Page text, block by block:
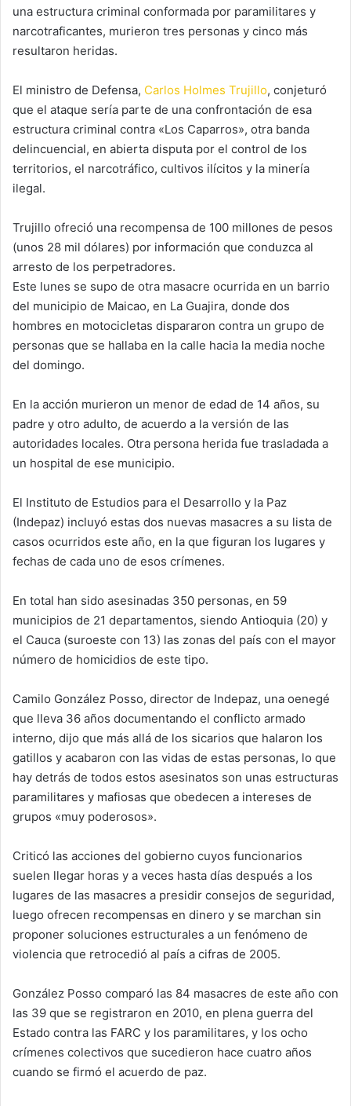
una estructura criminal conformada por paramilitares y
narcotraficantes, murieron tres personas y cinco más
resultaron heridas.
El ministro de Defensa, Carlos Holmes Trujillo, conjeturó
que el ataque sería parte de una confrontación de esa
estructura criminal contra «Los Caparros», otra banda
delincuencial, en abierta disputa por el control de los
territorios, el narcotráfico, cultivos ilícitos y la minería
ilegal.
Trujillo ofreció una recompensa de 100 millones de pesos
(unos 28 mil dólares) por información que conduzca al
arresto de los perpetradores.
Este lunes se supo de otra masacre ocurrida en un barrio
del municipio de Maicao, en La Guajira, donde dos
hombres en motocicletas dispararon contra un grupo de
personas que se hallaba en la calle hacia la media noche
del domingo.
En la acción murieron un menor de edad de 14 años, su
padre y otro adulto, de acuerdo a la versión de las
autoridades locales. Otra persona herida fue trasladada a
un hospital de ese municipio.
El Instituto de Estudios para el Desarrollo y la Paz
(Indepaz) incluyó estas dos nuevas masacres a su lista de
casos ocurridos este año, en la que figuran los lugares y
fechas de cada uno de esos crímenes.
En total han sido asesinadas 350 personas, en 59
municipios de 21 departamentos, siendo Antioquia (20) y
el Cauca (suroeste con 13) las zonas del país con el mayor
número de homicidios de este tipo.
Camilo González Posso, director de Indepaz, una oenegé
que lleva 36 años documentando el conflicto armado
interno, dijo que más allá de los sicarios que halaron los
gatillos y acabaron con las vidas de estas personas, lo que
hay detrás de todos estos asesinatos son unas estructuras
paramilitares y mafiosas que obedecen a intereses de
grupos «muy poderosos».
Criticó las acciones del gobierno cuyos funcionarios
suelen llegar horas y a veces hasta días después a los
lugares de las masacres a presidir consejos de seguridad,
luego ofrecen recompensas en dinero y se marchan sin
proponer soluciones estructurales a un fenómeno de
violencia que retrocedió al país a cifras de 2005.
González Posso comparó las 84 masacres de este año con
las 39 que se registraron en 2010, en plena guerra del
Estado contra las FARC y los paramilitares, y los ocho
crímenes colectivos que sucedieron hace cuatro años
cuando se firmó el acuerdo de paz.